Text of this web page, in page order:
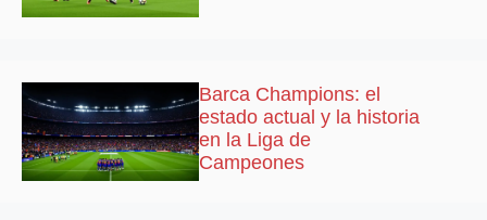
Barca Champions: el
estado actual y la historia
en la Liga de
Campeones